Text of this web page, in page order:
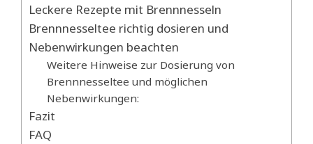
Leckere Rezepte mit Brennnesseln
Brennnesseltee richtig dosieren und
Nebenwirkungen beachten
Weitere Hinweise zur Dosierung von
Brennnesseltee und möglichen
Nebenwirkungen:
Fazit
FAQ